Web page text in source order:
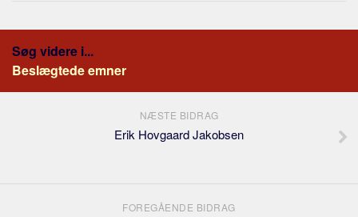
Søg videre i...
Beslægtede emner
NÆSTE BIDRAG
Erik Hovgaard Jakobsen
FOREGÅENDE BIDRAG